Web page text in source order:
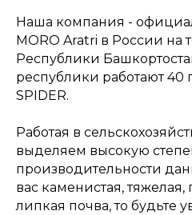
Наша компания -
MORO Aratri в России на
Республики
республики работают 40
SPIDER.
Работая в
выделяем высокую
производительности
вас каменистая,
липкая почва, то будьте